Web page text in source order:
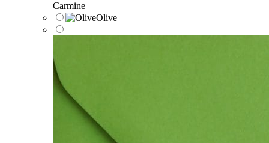
Carmine
Olive